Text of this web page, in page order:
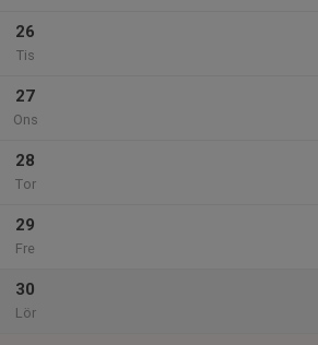
26
Tis
27
Ons
28
Tor
29
Fre
30
Lör